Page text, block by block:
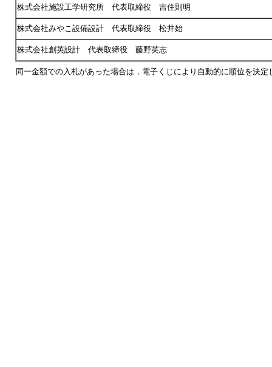
株式会社施設工学研究所 代表取締役 吉住則明
株式会社みやこ設備設計 代表取締役 松井始
株式会社創英設計 代表取締役 藤野英志
同一金額での入札があった場合は，電子くじにより自動的に順位を決定